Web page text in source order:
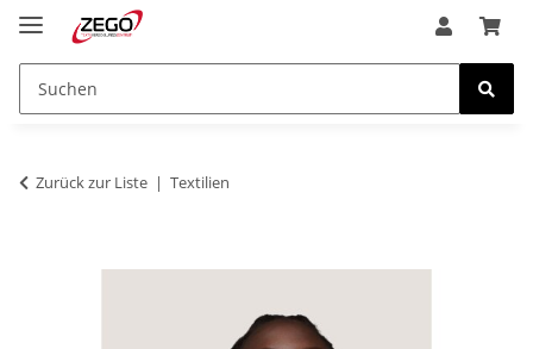
Zurück zur Liste Textilien